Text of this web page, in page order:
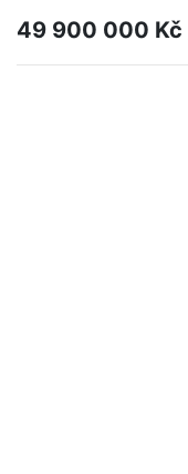
49 900 000 Kč